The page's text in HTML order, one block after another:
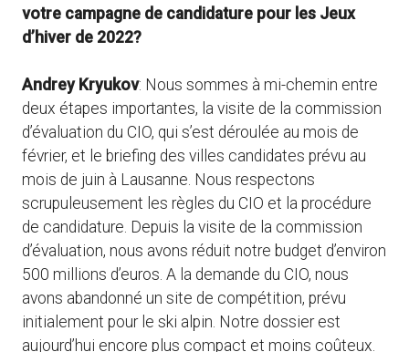
votre campagne de candidature pour les Jeux
d’hiver de 2022?
Andrey Kryukov: Nous sommes à mi-chemin entre
deux étapes importantes, la visite de la commission
d’évaluation du CIO, qui s’est déroulée au mois de
février, et le briefing des villes candidates prévu au
mois de juin à Lausanne. Nous respectons
scrupuleusement les règles du CIO et la procédure
de candidature. Depuis la visite de la commission
d’évaluation, nous avons réduit notre budget d’environ
500 millions d’euros. A la demande du CIO, nous
avons abandonné un site de compétition, prévu
initialement pour le ski alpin. Notre dossier est
aujourd’hui encore plus compact et moins coûteux.